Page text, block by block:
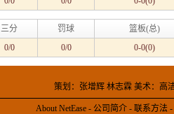
三分 罚球
篮板(总)
0/0 0/0 0-0(0)
策划：张增辉 林志霖 美术：
About NetEase - 公司简介 - 联系方法 -